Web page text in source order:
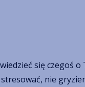
się czegoś o
nie